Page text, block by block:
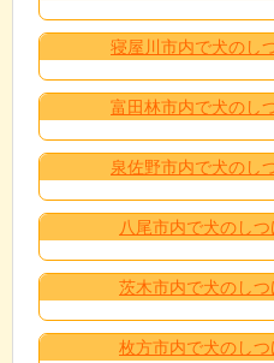
寝屋川市内で犬のし
富田林市内で犬のし
泉佐野市内で犬のし
八尾市内で犬のし
茨木市内で犬のし
枚方市内で犬のし